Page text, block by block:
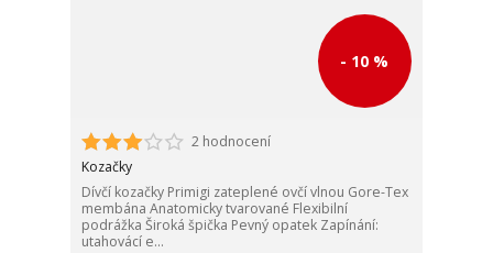
- 10 %
2 hodnocení
Kozačky
Dívčí kozačky Primigi zateplené ovčí vlnou Gore-Tex
membána Anatomicky tvarované Flexibilní
podrážka Široká špička Pevný opatek Zapínání:
utahovácí e...